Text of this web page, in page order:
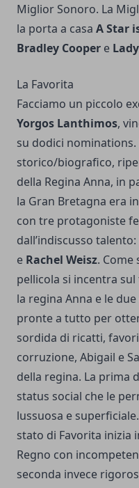
Miglior Sonoro. La
la porta a casa A Star
Bradley Cooper e
La Favorita
Facciamo un piccolo
Yorgos Lanthimos,
su dodici
storico/biografico,
della Regina Anna, in
la Gran Bretagna era
con tre protagoniste
dall’indiscusso talento:
e Rachel Weisz. Come
pellicola si incentra
la regina Anna e le
pronte a tutto per
sordida di ricatti,
corruzione, Abigail e
della regina. La prima
status social che le
lussuosa e
stato di Favorita inizia
Regno con
seconda invece